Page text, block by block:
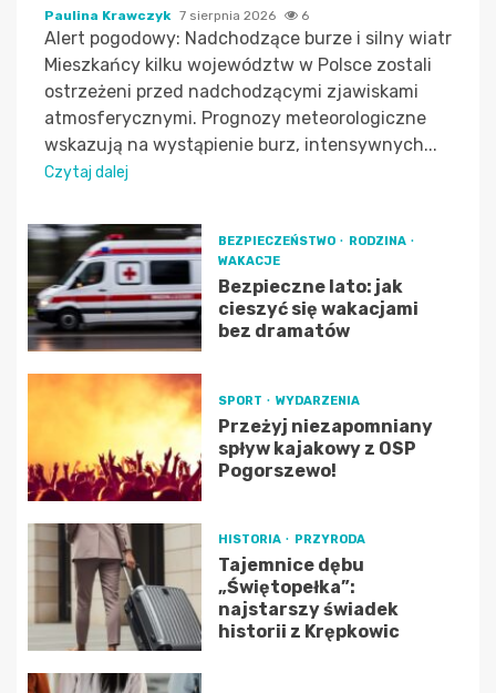
Paulina Krawczyk 7 sierpnia 2026 6
Alert pogodowy: Nadchodzące burze i silny wiatr
Mieszkańcy kilku województw w Polsce zostali
ostrzeżeni przed nadchodzącymi zjawiskami
atmosferycznymi. Prognozy meteorologiczne
wskazują na wystąpienie burz, intensywnych...
Czytaj dalej
BEZPIECZEŃSTWO
RODZINA
WAKACJE
Bezpieczne lato: jak
cieszyć się wakacjami
bez dramatów
SPORT WYDARZENIA
Przeżyj niezapomniany
spływ kajakowy z OSP
Pogorszewo!
HISTORIA PRZYRODA
Tajemnice dębu
„Świętopełka”:
najstarszy świadek
historii z Krępkowic